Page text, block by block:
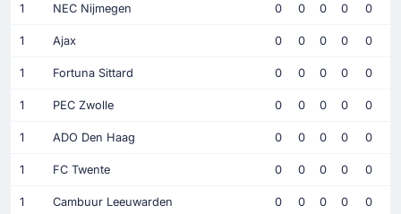
1 NEC Nijmegen 0 0 0 0 0
1 Ajax 0 0 0 0 0
1 Fortuna Sittard 0 0 0 0 0
1 PEC Zwolle 0 0 0 0 0
1 ADO Den Haag 0 0 0 0 0
1 FC Twente 0 0 0 0 0
1 Cambuur Leeuwarden 0 0 0 0 0